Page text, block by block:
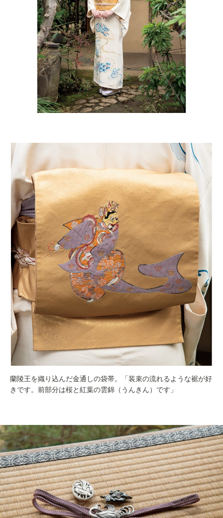
蘭陵王を織り込んだ金通しの袋帯。「装束の流れるような裾が好
きです。前部分は桜と紅葉の雲錦（うんきん）です」